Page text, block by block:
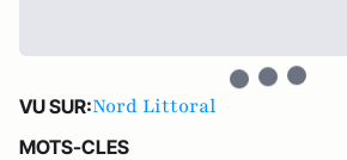
VU SUR:Nord Littoral
MOTS-CLES